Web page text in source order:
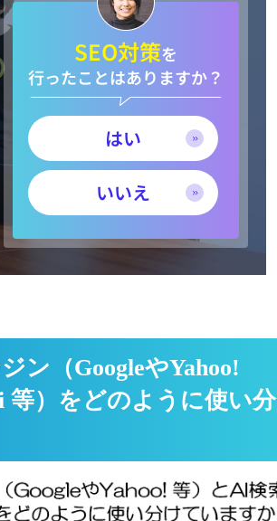
SEO対策を
行ったことはありますか？
はい
いいえ
ン （GoogleやYahoo!
） をどのように使い分